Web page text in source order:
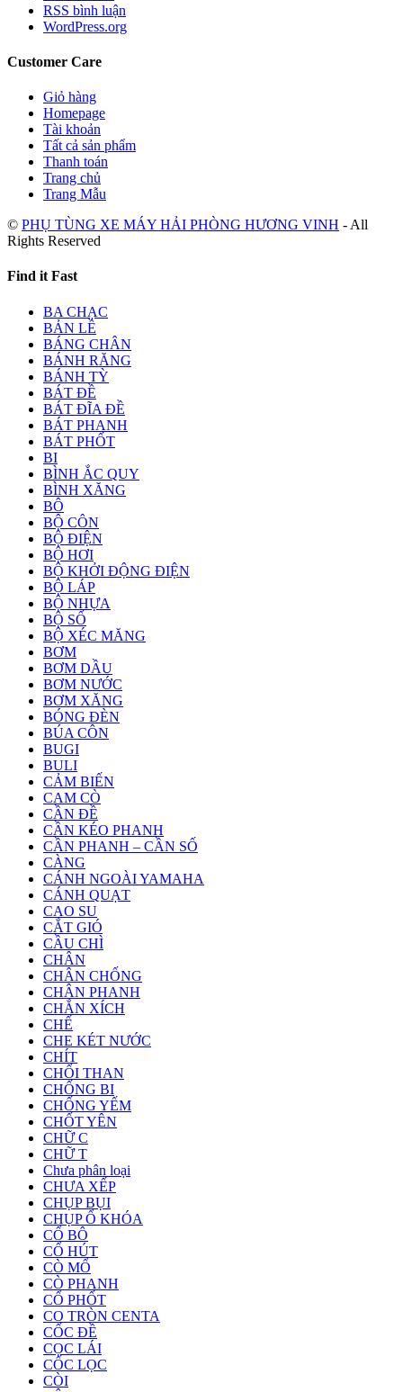
RSS bình luận
WordPress.org
Customer Care
Giỏ hàng
Homepage
Tài khoản
Tất cả sản phẩm
Thanh toán
Trang chủ
Trang Mẫu
© PHỤ TÙNG XE MÁY HẢI PHÒNG HƯƠNG VINH - All
Rights Reserved
Find it Fast
BA CHẠC
BẢN LỀ
BÁNG CHÂN
BÁNH RĂNG
BÁNH TỲ
BÁT ĐỀ
BÁT ĐĨA ĐỀ
BÁT PHANH
BÁT PHỐT
BI
BÌNH ẮC QUY
BÌNH XĂNG
BÔ
BỘ CÔN
BỘ ĐIỆN
BỘ HƠI
BỘ KHỞI ĐỘNG ĐIỆN
BỘ LÁP
BỘ NHỰA
BỘ SỐ
BỘ XÉC MĂNG
BƠM
BƠM DẦU
BƠM NƯỚC
BƠM XĂNG
BÓNG ĐÈN
BÚA CÔN
BUGI
BULI
CẢM BIẾN
CAM CÒ
CẦN ĐỀ
CẦN KÉO PHANH
CẦN PHANH – CẦN SỐ
CÀNG
CÁNH NGOÀI YAMAHA
CÁNH QUẠT
CAO SU
CẮT GIÓ
CẦU CHÌ
CHÂN
CHÂN CHỐNG
CHÂN PHANH
CHẮN XÍCH
CHẾ
CHE KÉT NƯỚC
CHÍT
CHỔI THAN
CHỐNG BI
CHỐNG YẾM
CHỐT YÊN
CHỮ C
CHỮ T
Chưa phân loại
CHƯA XẾP
CHỤP BỤI
CHỤP Ổ KHÓA
CỔ BÔ
CỔ HÚT
CÒ MỔ
CÒ PHANH
CỔ PHỐT
CO TRÒN CENTA
CỐC ĐỀ
CỌC LÁI
CỐC LỌC
CÒI